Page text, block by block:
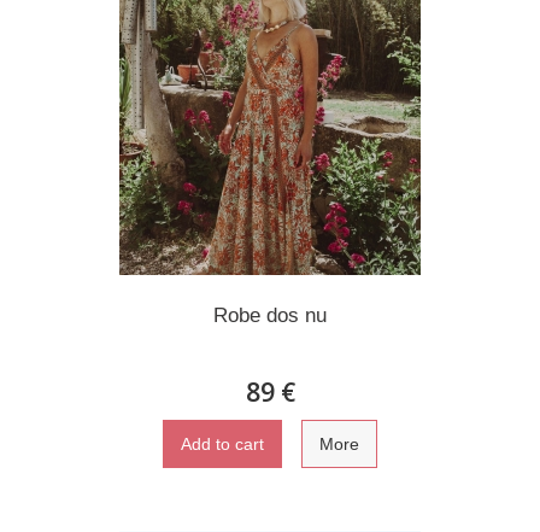
Robe dos nu
89 €
Add to cart More